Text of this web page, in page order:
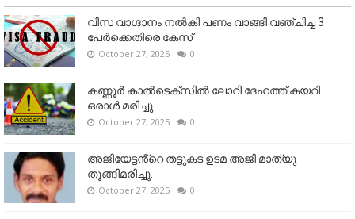
വിസ വാഗ്ദാനം നൽകി പണം വാങ്ങി വഞ്ചിച്ച 3
പേർക്കെതിരെ കേസ്
October 27, 2025 0
കണ്ണൂര്‍ കാല്‍ടെക്‌സില്‍ ലോറി ദേഹത്ത് കയറി
ഒരാള്‍ മരിച്ചു
October 27, 2025 0
അജിയേട്ടൻ്റെ തട്ടുകട ഉടമ അജി മാത്യു
തൂങ്ങിമരിച്ചു.
October 27, 2025 0